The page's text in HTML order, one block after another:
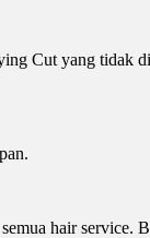
Cut yang tidak
hair service.